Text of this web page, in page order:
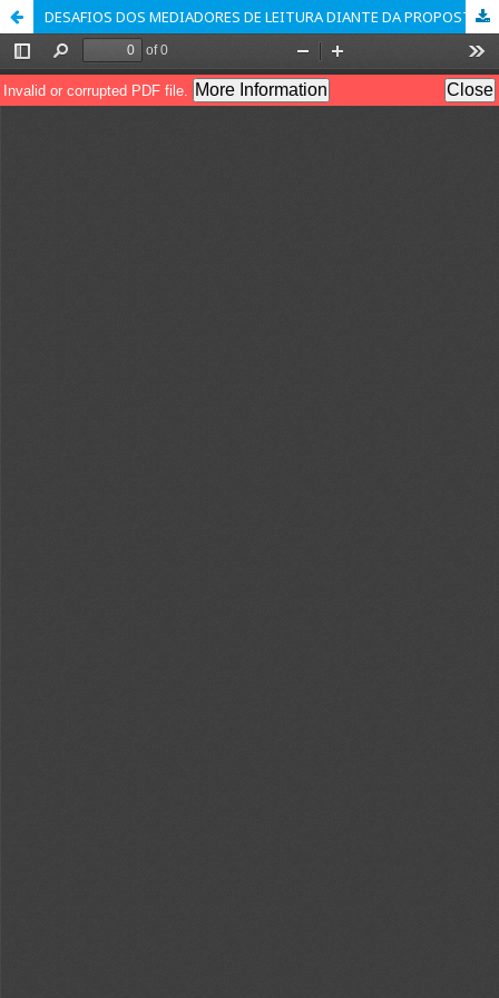
DESAFIOS DOS MEDIADORES DE LEITURA DIANTE DA PROPOSTA DE LEITURA DE UM LIVRO DE IMAGENS REALIZADA POR ADULTOS DA EJA